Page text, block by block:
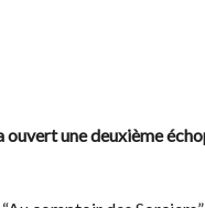
ouvert une deuxième